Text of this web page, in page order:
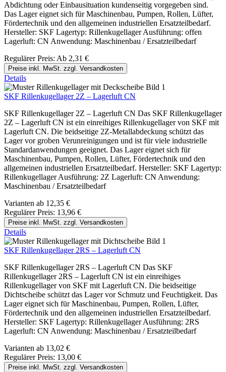
Abdichtung oder Einbausituation kundenseitig vorgegeben sind.
Das Lager eignet sich für Maschinenbau, Pumpen, Rollen, Lüfter,
Fördertechnik und den allgemeinen industriellen Ersatzteilbedarf.
Hersteller: SKF Lagertyp: Rillenkugellager Ausführung: offen
Lagerluft: CN Anwendung: Maschinenbau / Ersatzteilbedarf
Regulärer Preis: Ab 2,31 €
Preise inkl. MwSt. zzgl. Versandkosten
Details
SKF Rillenkugellager 2Z – Lagerluft CN
SKF Rillenkugellager 2Z – Lagerluft CN Das SKF Rillenkugellager
2Z – Lagerluft CN ist ein einreihiges Rillenkugellager von SKF mit
Lagerluft CN. Die beidseitige 2Z-Metallabdeckung schützt das
Lager vor groben Verunreinigungen und ist für viele industrielle
Standardanwendungen geeignet. Das Lager eignet sich für
Maschinenbau, Pumpen, Rollen, Lüfter, Fördertechnik und den
allgemeinen industriellen Ersatzteilbedarf. Hersteller: SKF Lagertyp:
Rillenkugellager Ausführung: 2Z Lagerluft: CN Anwendung:
Maschinenbau / Ersatzteilbedarf
Varianten ab 12,35 €
Regulärer Preis: 13,96 €
Preise inkl. MwSt. zzgl. Versandkosten
Details
SKF Rillenkugellager 2RS – Lagerluft CN
SKF Rillenkugellager 2RS – Lagerluft CN Das SKF
Rillenkugellager 2RS – Lagerluft CN ist ein einreihiges
Rillenkugellager von SKF mit Lagerluft CN. Die beidseitige
Dichtscheibe schützt das Lager vor Schmutz und Feuchtigkeit. Das
Lager eignet sich für Maschinenbau, Pumpen, Rollen, Lüfter,
Fördertechnik und den allgemeinen industriellen Ersatzteilbedarf.
Hersteller: SKF Lagertyp: Rillenkugellager Ausführung: 2RS
Lagerluft: CN Anwendung: Maschinenbau / Ersatzteilbedarf
Varianten ab 13,02 €
Regulärer Preis: 13,00 €
Preise inkl. MwSt. zzgl. Versandkosten